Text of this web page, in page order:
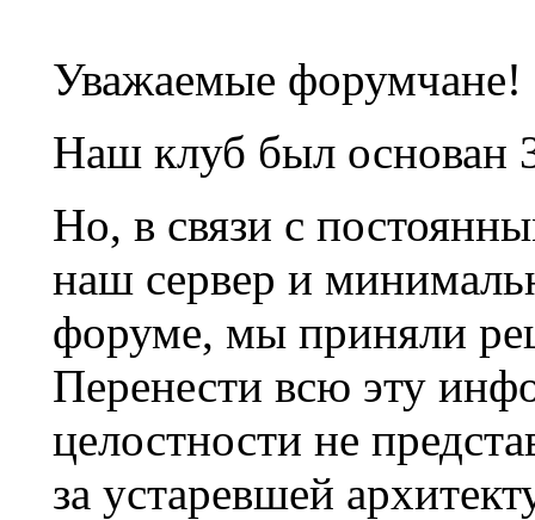
Уважаемые форумчане!
Наш клуб был основан
Но, в связи с
наш сервер и
форуме, мы приняли
Перенести всю эту
целостности не
за устаревшей